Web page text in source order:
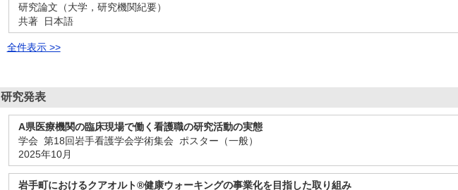
研究論文（大学，研究機関紀要）
共著 日本語
全件表示 >>
研究発表
A県医療機関の臨床現場で働く看護職の研究活動の実態
学会 第18回岩手看護学会学術集会 ポスター（一般）
2025年10月
岩手町におけるクアオルト®健康ウォーキングの事業化を目指した取り組み